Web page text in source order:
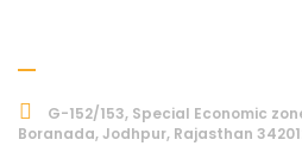
G-152/153, Special Economic
Boranada, Jodhpur, Rajasthan